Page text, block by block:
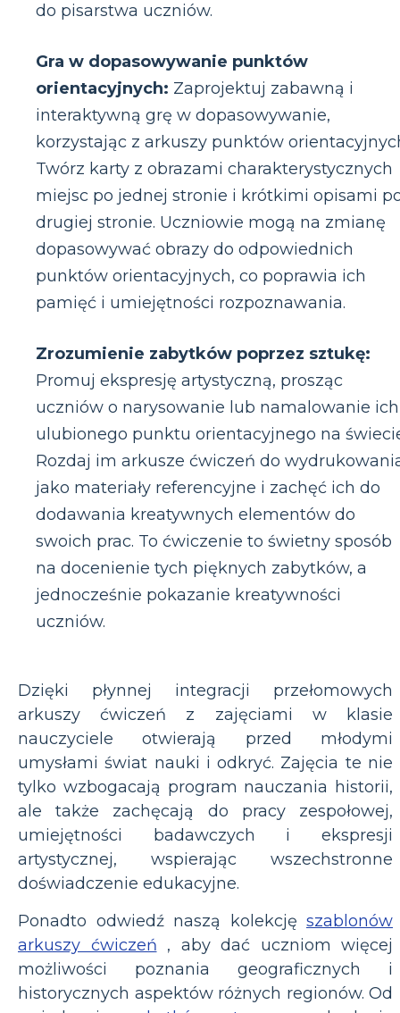
do pisarstwa uczniów.
Gra w dopasowywanie punktów
orientacyjnych: Zaprojektuj zabawną i
interaktywną grę w dopasowywanie,
korzystając z arkuszy punktów
Twórz karty z obrazami charakterystycznych
miejsc po jednej stronie i krótkimi opisami
drugiej stronie. Uczniowie mogą na zmianę
dopasowywać obrazy do odpowiednich
punktów orientacyjnych, co poprawia ich
pamięć i umiejętności rozpoznawania.
Zrozumienie zabytków poprzez sztukę:
Promuj ekspresję artystyczną, prosząc
uczniów o narysowanie lub namalowanie ich
ulubionego punktu orientacyjnego na
Rozdaj im arkusze ćwiczeń do
jako materiały referencyjne i zachęć ich do
dodawania kreatywnych elementów do
swoich prac. To ćwiczenie to świetny sposób
na docenienie tych pięknych zabytków, a
jednocześnie pokazanie kreatywności
uczniów.
Dzięki płynnej integracji przełomowych
arkuszy ćwiczeń z zajęciami w klasie
nauczyciele otwierają przed młodymi
umysłami świat nauki i odkryć. Zajęcia te nie
tylko wzbogacają program nauczania historii,
ale także zachęcają do pracy zespołowej,
umiejętności badawczych i ekspresji
artystycznej, wspierając wszechstronne
doświadczenie edukacyjne.
Ponadto odwiedź naszą kolekcję szablonów
arkuszy ćwiczeń , aby dać uczniom więcej
możliwości poznania geograficznych i
historycznych aspektów różnych regionów. Od